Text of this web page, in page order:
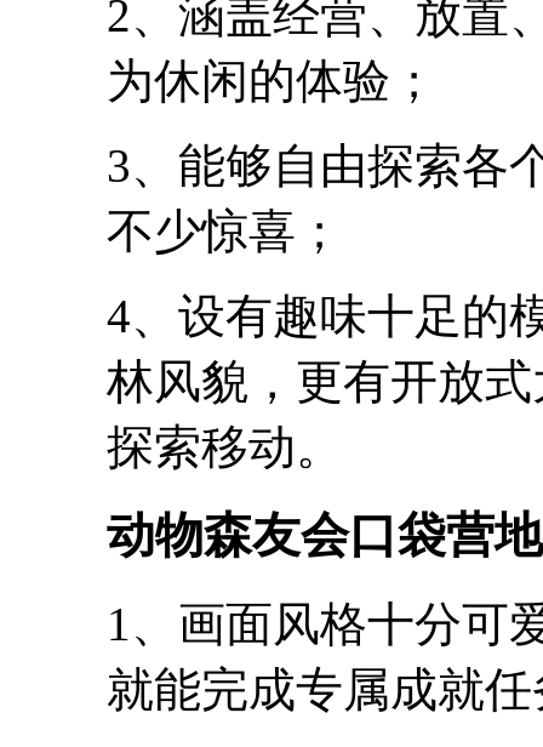
2、涵盖经营、放置
为休闲的体验；
3、能够自由探索各
不少惊喜；
4、设有趣味十足的
林风貌，更有开放
探索移动。
动物森友会口袋营
1、画面风格十分可
就能完成专属成就